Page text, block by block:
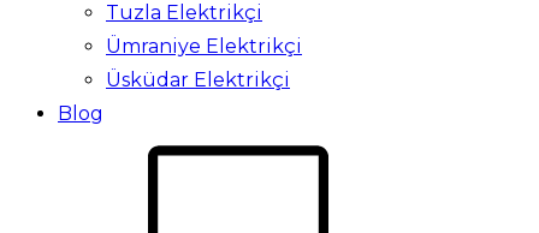
Tuzla Elektrikçi
Ümraniye Elektrikçi
Üsküdar Elektrikçi
Blog